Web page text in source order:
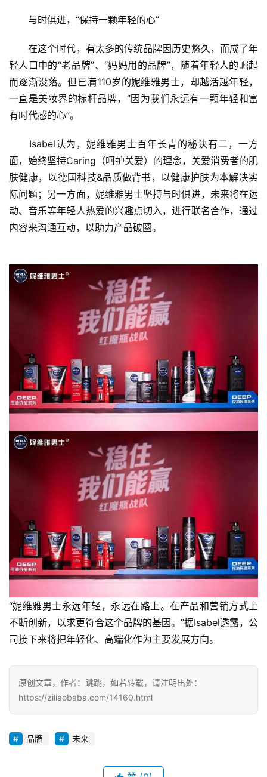
与时俱进，“保持一颗年轻的心”
在这个时代，有太多的传统品牌因历史悠久，而成了年
轻人口中的“老品牌”、“妈妈用的品牌”，随着年轻人的崛起
而逐渐没落。但已满110岁的妮维雅男士，却越活越年轻，
一直是美妆界的标杆品牌，“因为我们永远有一颗年轻和富
有时代感的心”。
Isabel认为，妮维雅男士百年长青的秘诀有二，一方
面，始终坚持Caring（呵护关爱）的理念，关爱消费者的肌
肤健康，以德国科技&品质做背书，以健康护肤为本解决实
际问题；另一方面，妮维雅男士坚持与时俱进，未来将在运
动、音乐等年轻人热爱的兴趣点切入，进行联名合作，通过
内容来沟通互动，以助力产品破圈。
“妮维雅男士永远年轻，永远在路上。在产品和营销方式上
不断创新，以求更符合这个品牌的基因。”据Isabel透露，公
司接下来将把年轻化、高端化作为主要发展方向。
原创文章，作者：跳跳，如若转载，请注明出处：
https://ziliaobaba.com/14160.html
品牌 未来